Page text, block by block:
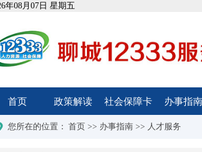
年08月07日 星期五
首页 政策解读 社会保障卡 办事指南
您所在的位置： 首页 >> 办事指南 >> 人才服务